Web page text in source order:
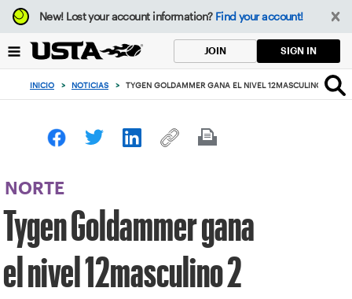
Enfoque
desde
botón
volver
principio
New!Lost your account information? Find your account!
JOIN SIGN IN
INICIO > NOTICIAS > TYGEN GOLDAMMER GANA EL NIVEL 12MASCULINO 2
NORTE
Tygen Goldammer gana
el nivel 12masculino 2